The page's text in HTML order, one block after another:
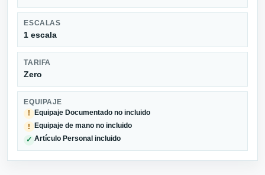
ESCALAS
1 escala
TARIFA
Zero
EQUIPAJE
!
Equipaje Documentado no incluido
! Equipaje de mano no incluido
✓ Artículo Personal incluido